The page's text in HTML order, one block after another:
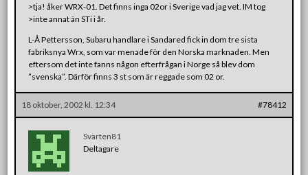
>tja! åker WRX-01. Det finns inga 02or i Sverige vad jag vet. IM tog
>inte annat än STi i år.
L-Å Pettersson, Subaru handlare i Sandared fick in dom tre sista
fabriksnya Wrx, som var menade för den Norska marknaden. Men
eftersom det inte fanns någon efterfrågan i Norge så blev dom
”svenska”. Därför finns 3 st som är reggade som 02 or.
18 oktober, 2002 kl. 12:34 #78412
Svarten81
Deltagare